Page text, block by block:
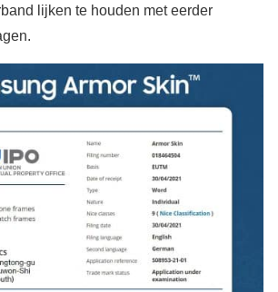
lijken te houden met eerder